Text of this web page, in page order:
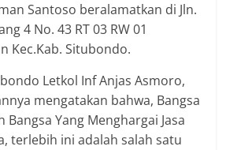
Santoso beralamatkan di Jln.
4 No. 43 RT 03 RW 01
Kec.Kab. Situbondo.
Letkol Inf Anjas Asmoro,
mengatakan bahwa, Bangsa
Bangsa Yang Menghargai Jasa
terlebih ini adalah salah satu